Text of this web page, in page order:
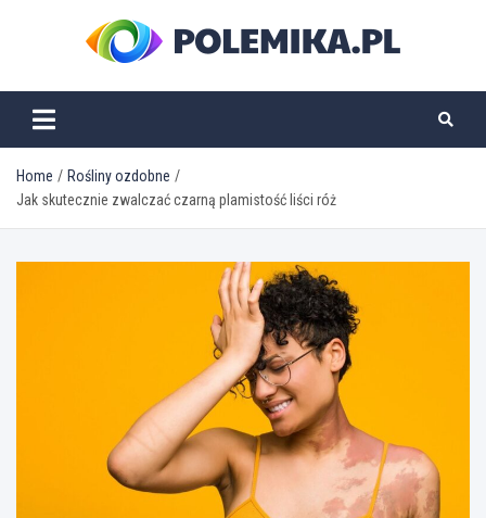
polemika.pl
Home
Rośliny ozdobne
Jak skutecznie zwalczać czarną plamistość liści róż